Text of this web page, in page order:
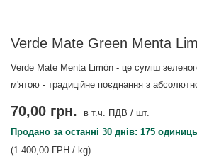
Verde Mate Green Menta
Verde Mate Menta Limón - це суміш
м'ятою - традиційне поєднання з
70,00 грн. в т.ч. ПДВ / шт.
Продано за останні 30 днів: 175 одиниць
(1 400,00 ГРН / kg)